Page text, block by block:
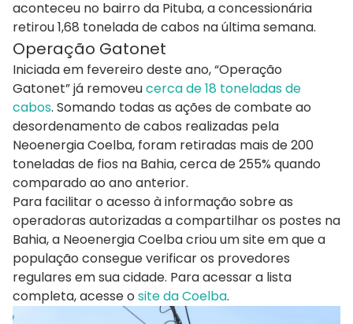
aconteceu no bairro da Pituba, a concessionária
retirou 1,68 tonelada de cabos na última semana.
Operação Gatonet
Iniciada em fevereiro deste ano, “Operação
Gatonet” já removeucerca de 18 toneladas de
cabos. Somando todas as ações de combate ao
desordenamento de cabos realizadas pela
Neoenergia Coelba, foram retiradas mais de 200
toneladas de fios na Bahia, cerca de 255% quando
comparado ao ano anterior.
Para facilitar o acesso à informação sobre as
operadoras autorizadas a compartilhar os postes na
Bahia, a Neoenergia Coelba criou um site em que a
população consegue verificar os provedores
regulares em sua cidade. Para acessar a lista
completa, acesse o site da Coelba.